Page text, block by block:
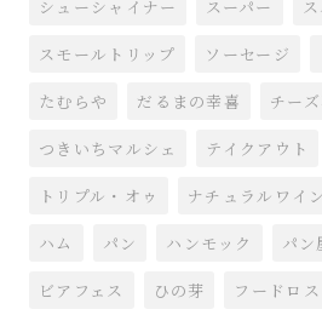
シューシャイナー スーパー
スモールトリップ ソーセージ
たむらや だるまの幸喜 チー
つきいちマルシェ テイクアウト
トリプル・オゥ ナチュラルワイン
ハム パン ハンモック パン
ビアフェス ひの芽 フードロス